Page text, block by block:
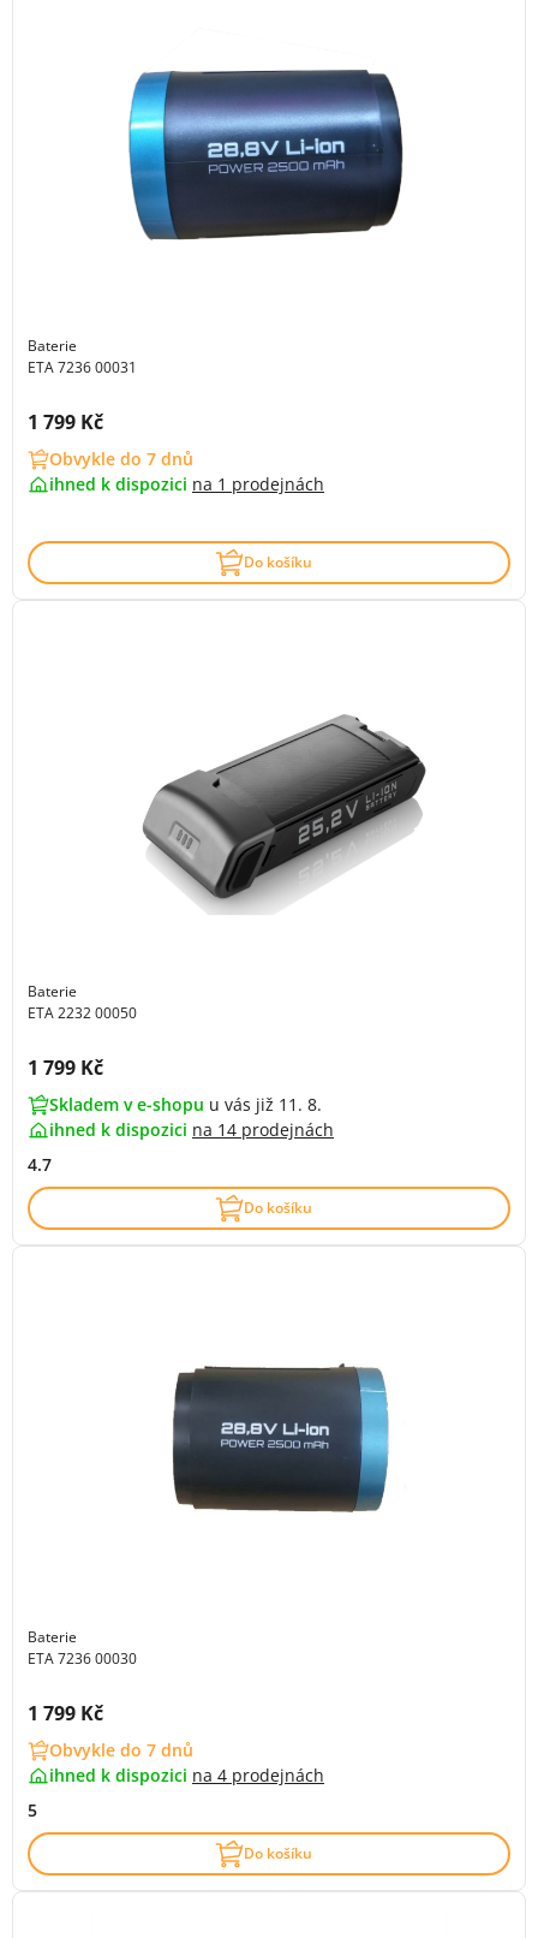
Baterie
ETA 7236 00031
Cena s DPH:
1 799 Kč
Obvykle do 7 dnů
ihned k dispozici na 1 prodejnách
Do košíku
Baterie
ETA 2232 00050
Cena s DPH:
1 799 Kč
Skladem v e-shopu u vás již 11. 8.
ihned k dispozici na 14 prodejnách
4.7
Do košíku
Baterie
ETA 7236 00030
Cena s DPH:
1 799 Kč
Obvykle do 7 dnů
ihned k dispozici na 4 prodejnách
5
Do košíku